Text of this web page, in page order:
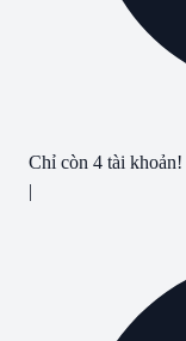
Chỉ còn 4 tài khoản!
|